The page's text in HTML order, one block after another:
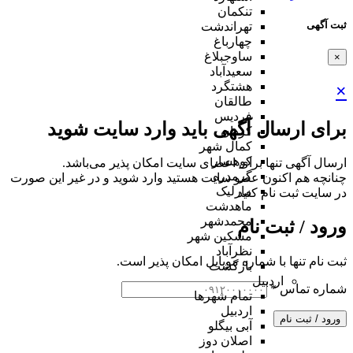
ثبت آگهی
×
×
برای ارسال آگهی باید وارد سایت شوید
ارسال آگهی تنها برای اعضای سایت امکان پذیر می‌باشد.
چنانچه هم‌ اکنون عضو سایت هستید وارد شوید و در غیر این صورت
در سایت ثبت نام کنید
ورود / ثبت نام
ثبت نام تنها با شماره موبایل امکان پذیر است.
شماره تماس*
ورود / ثبت نام
تنکمان
تهراندشت
چهارباغ
ساوجبلاغ
سعیدآباد
هشتگرد
طالقان
فردیس
کردان
کمال شهر
کوهسار
گرمدره
مارلیک
ماهدشت
محمدشهر
مشکین شهر
نظرآباد
بازگشت
اردبیل
تمام شهر‌ها
اردبیل
آبی بیگلو
اصلان دوز